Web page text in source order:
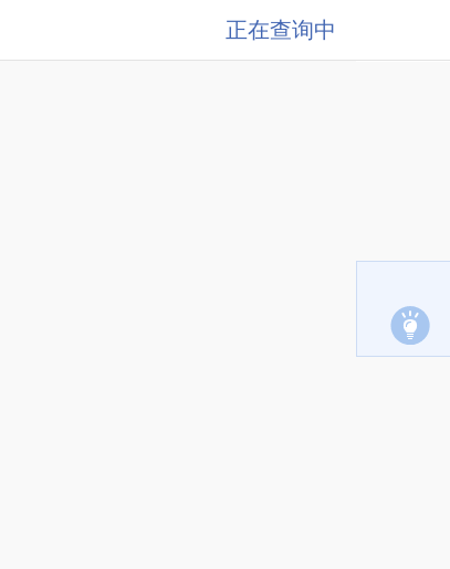
正在查询中